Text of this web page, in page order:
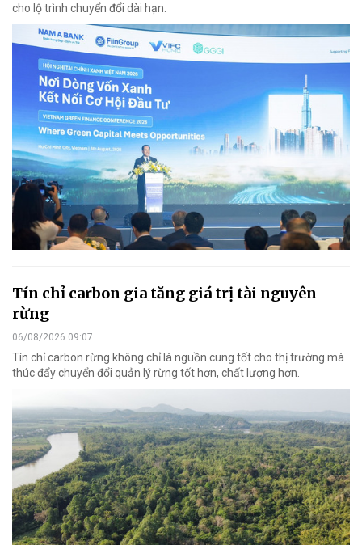
cho lộ trình chuyển đổi dài hạn.
Tín chỉ carbon gia tăng giá trị tài nguyên
rừng
06/08/2026 09:07
Tín chỉ carbon rừng không chỉ là nguồn cung tốt cho thị trường mà
thúc đẩy chuyển đổi quản lý rừng tốt hơn, chất lượng hơn.